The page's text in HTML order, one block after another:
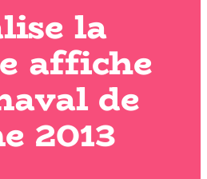
la
affiche
de
2013